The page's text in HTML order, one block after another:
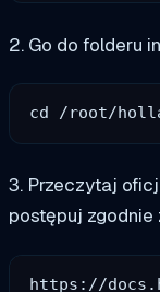
2. Go do folderu
3. Przeczytaj
postępuj zgodnie